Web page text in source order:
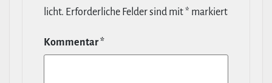
licht. Erfor­der­liche Felder sind mit* markiert
Kommentar*